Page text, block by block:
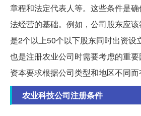
章程和法定代表人等。这些条件是
法经营的基础。例如，公司股东应
是2个以上50个以下股东同时出资设
也是注册农业公司时需要考虑的重
资本要求根据公司类型和地区不同而
农业科技公司注册条件